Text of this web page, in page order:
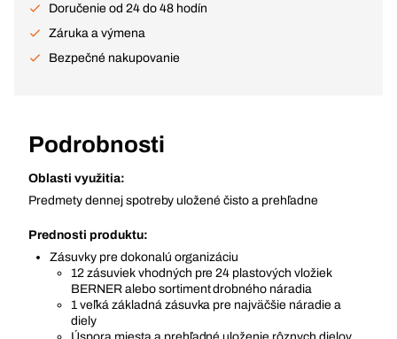
Doručenie od 24 do 48 hodín
Záruka a výmena
Bezpečné nakupovanie
Podrobnosti
Oblasti využitia:
Predmety dennej spotreby uložené čisto a prehľadne
Prednosti produktu:
Zásuvky pre dokonalú organizáciu
12 zásuviek vhodných pre 24 plastových vložiek
BERNER alebo sortiment drobného náradia
1 veľká základná zásuvka pre najväčšie náradie a
diely